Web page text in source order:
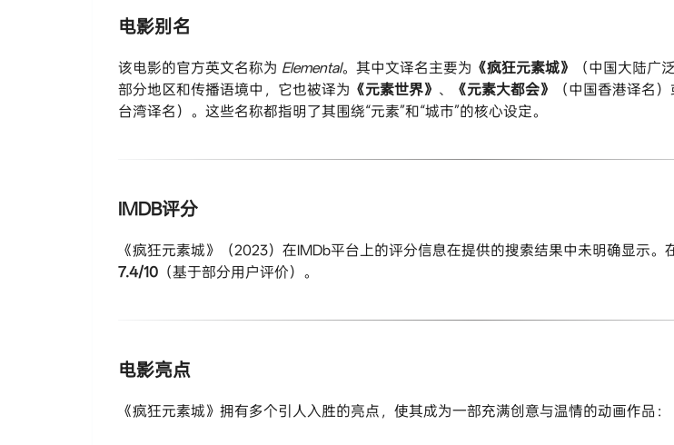
电影别名
该电影的官方英文名称为 Elemental。其中文译名主要为​ ​《疯狂元素城》​
（中国大陆广
部分地区和传播语境中，它也被译为​ ​《元素世界》​ ​、​ ​《元素大都会》​ （中国香港译名）
台湾译名）。这些名称都指明了其围绕“元素”和“城市”的核心设定。
IMDB评分
《疯狂元素城》（2023）在IMDb平台上的评分信息在提供的搜索结果中未明确显示。
7.4/10​ ​（基于部分用户评价）。
电影亮点
《疯狂元素城》拥有多个引人入胜的亮点，使其成为一部充满创意与温情的动画作品：